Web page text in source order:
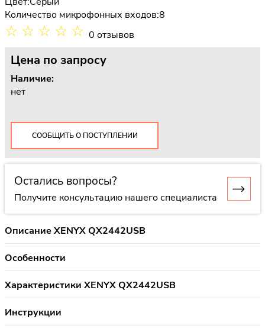
Количество микрофонных входов:8
☆ ☆ ☆ ☆ ☆ 0 отзывов
Цена по запросу
Наличие:
нет
СООБЩИТЬ О ПОСТУПЛЕНИИ
Остались вопросы?
Получите консультацию нашего специалиста
Описание XENYX QX2442USB
Особенности
Характеристики XENYX QX2442USB
Инструкции